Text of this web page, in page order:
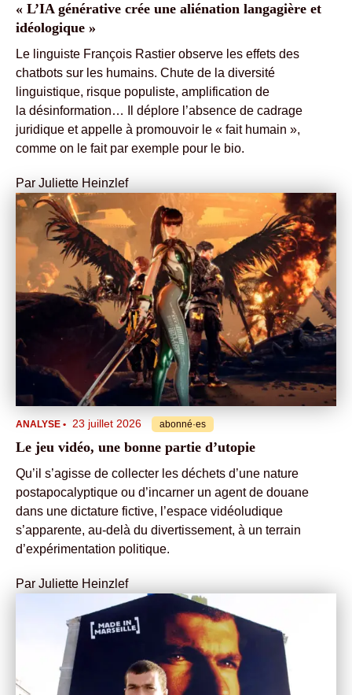
« L’IA générative crée une aliénation langagière et
idéologique »
Le linguiste François Rastier observe les effets des
chatbots sur les humains. Chute de la diversité
linguistique, risque populiste, amplification de
la désinformation… Il déplore l’absence de cadrage
juridique et appelle à promouvoir le « fait humain »,
comme on le fait par exemple pour le bio.
Par Juliette Heinzlef
ANALYSE • 23 juillet 2026 abonné·es
Le jeu vidéo, une bonne partie d’utopie
Qu’il s’agisse de collecter les déchets d’une nature
postapocalyptique ou d’incarner un agent de douane
dans une dictature fictive, l’espace vidéoludique
s’apparente, au-delà du divertissement, à un terrain
d’expérimentation politique.
Par Juliette Heinzlef